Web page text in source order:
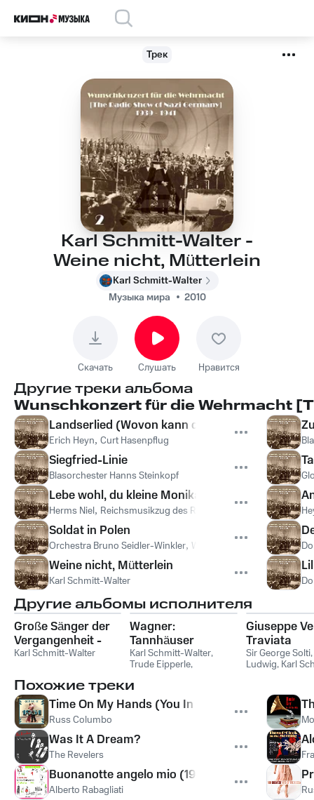
Трек
Karl Schmitt-Walter -
Weine nicht, Mütterlein
Karl Schmitt-Walter
Музыка мира
2010
Скачать Слушать Нравится
Другие треки альбома
Wunschkonzert für die Wehrmacht
Landserlied (Wovon kann der Landser denn
Erich Heyn, Curt Hasenpflug
Siegfried-Linie
Blasorchester Hanns Steinkopf
Lebe wohl, du kleine Monika
Herms Niel, Reichsmusikzug des RAD mit Soldatenchor
Soldat in Polen
Orchestra Bruno Seidler-Winkler, Wilhelm Strienz and Choir
Weine nicht, Mütterlein
Karl Schmitt-Walter
Другие альбомы исполнителя
Große Sänger der
Vergangenheit -
Karl Schmitt-
Karl Schmitt-Walter
Wagner:
Tannhäuser
Karl Schmitt-Walter,
Trude Eipperle,
Leonhardt
Bitterauf,
Orquesta
Reichssenders Stuttgart
Giuseppe
Traviata
Sir George Solti,
Ludwig, Karl
Похожие треки
Time On My Hands (You In My Arms)
Russ Columbo
Was It A Dream?
The Revelers
Buonanotte angelo mio (1946)
Alberto Rabagliati